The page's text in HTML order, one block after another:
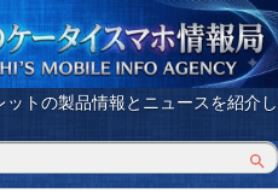
トの製品情報とニュースを紹介し